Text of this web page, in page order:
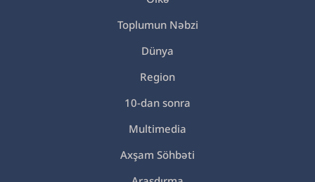
Toplumun Nəbzi
Dünya
Region
10-dan sonra
Multimedia
Axşam Söhbəti